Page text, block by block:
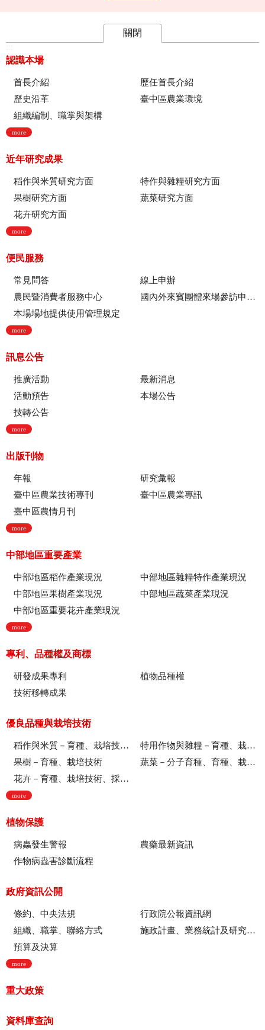
關閉
認識本場
首長介紹
歷任首長介紹
歷史沿革
臺中區農業環境
組織編制、職掌與架構
more
近年研究成果
稻作與米質研究方面
特作與雜糧研究方面
果樹研究方面
蔬菜研究方面
花卉研究方面
more
便民服務
常見問答
線上申辦
農民暨消費者服務中心
國內外來賓團體來場參訪申請流程
本場場地提供使用管理規定
more
訊息公告
推廣活動
最新消息
活動預告
本場公告
技轉公告
more
出版刊物
年報
研究彙報
臺中區農業技術專刊
臺中區農業專訊
臺中區農情月刊
more
中部地區重要產業
中部地區稻作產業現況
中部地區雜糧特作產業現況
中部地區果樹產業現況
中部地區蔬菜產業現況
中部地區重要花卉產業現況
more
專利、品種權及商標
研發成果專利
植物品種權
技術移轉成果
優良品種與栽培技術
稻作與米質－育種、栽培技術、綜合、稻米品質
特用作物與雜糧－育種、栽培技術
果樹－育種、栽培技術
蔬菜－分子育種、育種、栽培技術
花卉－育種、栽培技術、採後技術、組織培養、園藝療育、產業推廣
more
植物保護
病蟲發生警報
農藥最新資訊
作物病蟲害診斷流程
政府資訊公開
條約、中央法規
行政院公報資訊網
組織、職掌、聯絡方式
施政計畫、業務統計及研究報告
預算及決算
more
重大政策
資料庫查詢